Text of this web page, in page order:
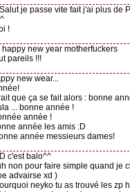
je passe vite fait j'ai plus de
!
happy new year motherfuckers
pareils !!!
new wear...
que ça se fait alors : bonne
... bonne année !
année !
année les amis :D
année messieurs dames!
c'est balo^^
non pour faire simple quand je
advairse xd )
neyko tu as trouvé les zp